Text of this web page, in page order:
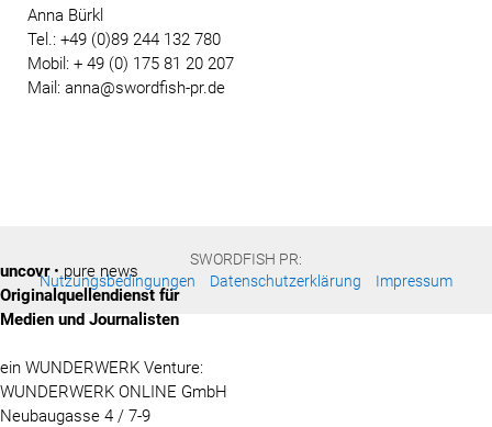
Anna Bürkl
Tel.: +49 (0)89 244 132 780
Mobil: + 49 (0) 175 81 20 207
Mail: anna@swordfish-pr.de
SWORDFISH PR:
Nutzungsbedingungen
Datenschutzerklärung Impressum
uncovr• pure news
Originalquellendienst für
Medien und Journalisten
ein WUNDERWERK Venture:
WUNDERWERK ONLINE GmbH
Neubaugasse 4 / 7-9